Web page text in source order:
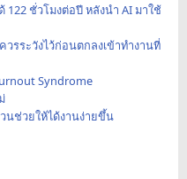
122 ชั่วโมงต่อปี หลังนำ AI มาใช้
รระวังไว้ก่อนตกลงเข้าทำงานที่
Syndrome
นช่วยให้ได้งานง่ายขึ้น